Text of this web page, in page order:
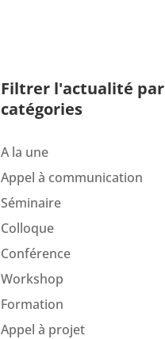
Filtrer l'actualité par
catégories
A la une
Appel à communication
Séminaire
Colloque
Conférence
Workshop
Formation
Appel à projet